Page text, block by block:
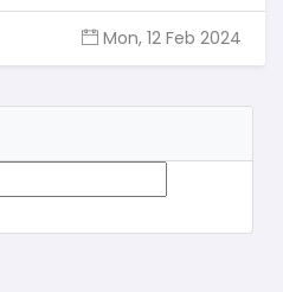
Mon, 12 Feb 2024